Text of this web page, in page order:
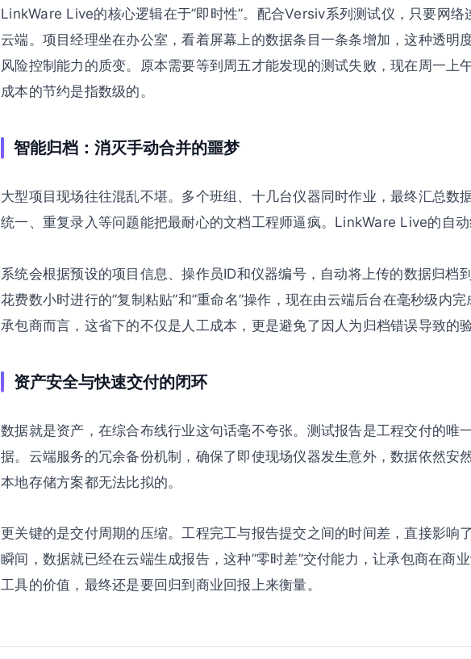
LinkWare Live的核心逻辑在于”即时性”。配合Versiv系列测试仪，只要网络
云端。项目经理坐在办公室，看着屏幕上的数据条目一条条增加，这种透明
风险控制能力的质变。原本需要等到周五才能发现的测试失败，现在周一上
成本的节约是指数级的。
智能归档：消灭手动合并的噩梦
大型项目现场往往混乱不堪。多个班组、十几台仪器同时作业，最终汇总数
统一、重复录入等问题能把最耐心的文档工程师逼疯。LinkWare Live的自动
系统会根据预设的项目信息、操作员ID和仪器编号，自动将上传的数据归档
花费数小时进行的”复制粘贴”和”重命名”操作，现在由云端后台在毫秒级内
承包商而言，这省下的不仅是人工成本，更是避免了因人为归档错误导致的验
资产安全与快速交付的闭环
数据就是资产，在综合布线行业这句话毫不夸张。测试报告是工程交付的唯
据。云端服务的冗余备份机制，确保了即使现场仪器发生意外，数据依然安
本地存储方案都无法比拟的。
更关键的是交付周期的压缩。工程完工与报告提交之间的时间差，直接影响
瞬间，数据就已经在云端生成报告，这种”零时差”交付能力，让承包商在商
工具的价值，最终还是要回归到商业回报上来衡量。